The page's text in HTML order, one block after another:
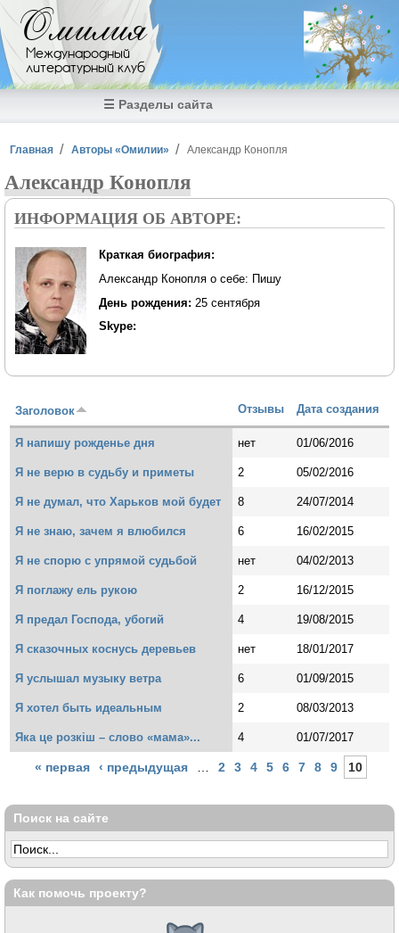
Перейти к основному содержанию
Омилия
Международный
литературный клуб
☰ Разделы сайта
Вы здесь
Главная Авторы «Омилии» Александр Конопля
Александр Конопля
ИНФОРМАЦИЯ ОБ АВТОРЕ:
Краткая биография:
Александр Конопля о себе: Пишу
День рождения: 25 сентября
Skype:
Заголовок Отзывы Дата создания
Я напишу рожденье дня нет 01/06/2016
Я не верю в судьбу и приметы 2 05/02/2016
Я не думал, что Харьков мой будет 8 24/07/2014
Я не знаю, зачем я влюбился 6 16/02/2015
Я не спорю с упрямой судьбой нет 04/02/2013
Я поглажу ель рукою 2 16/12/2015
Я предал Господа, убогий 4 19/08/2015
Я сказочных коснусь деревьев нет 18/01/2017
Я услышал музыку ветра 6 01/09/2015
Я хотел быть идеальным 2 08/03/2013
Яка це розкіш – слово «мама»... 4 01/07/2017
Страницы
« первая ‹ предыдущая 2 3 4 5 6 7 8 9 10
Поиск на сайте
Как помочь проекту?